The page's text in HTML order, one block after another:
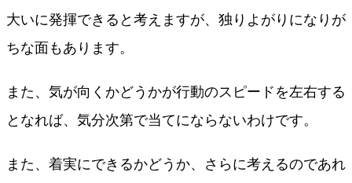
大いに発揮できると考えますが、独りよがりになりが
ちな面もあります。
また、気が向くかどうかが行動のスピードを左右する
となれば、気分次第で当てにならないわけです。
また、着実にできるかどうか、さらに考えるのであれ